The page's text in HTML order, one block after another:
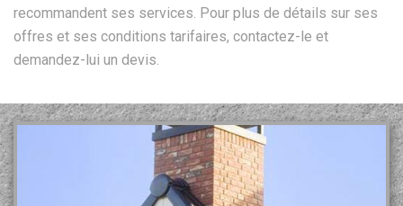
recommandent ses services. Pour plus de détails sur ses
offres et ses conditions tarifaires, contactez-le et
demandez-lui un devis.